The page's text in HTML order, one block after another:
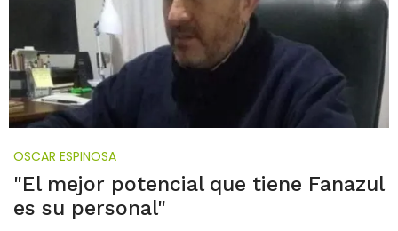
OSCAR ESPINOSA
"El mejor potencial que tiene Fanazul
es su personal"